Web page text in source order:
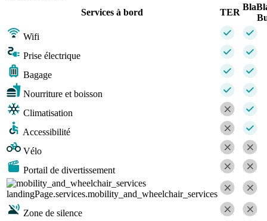
Services à bord
TER
Wifi
Prise électrique
Bagage
Nourriture et boisson
Climatisation
Accessibilité
Vélo
Portail de divertissement
landingPage.services.mobility_and_wheelchair_services
Zone de silence